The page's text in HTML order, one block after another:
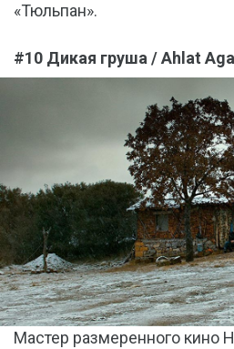
«Тюльпан».
#10 Дикая груша / Ahlat
Мастер размеренного кино